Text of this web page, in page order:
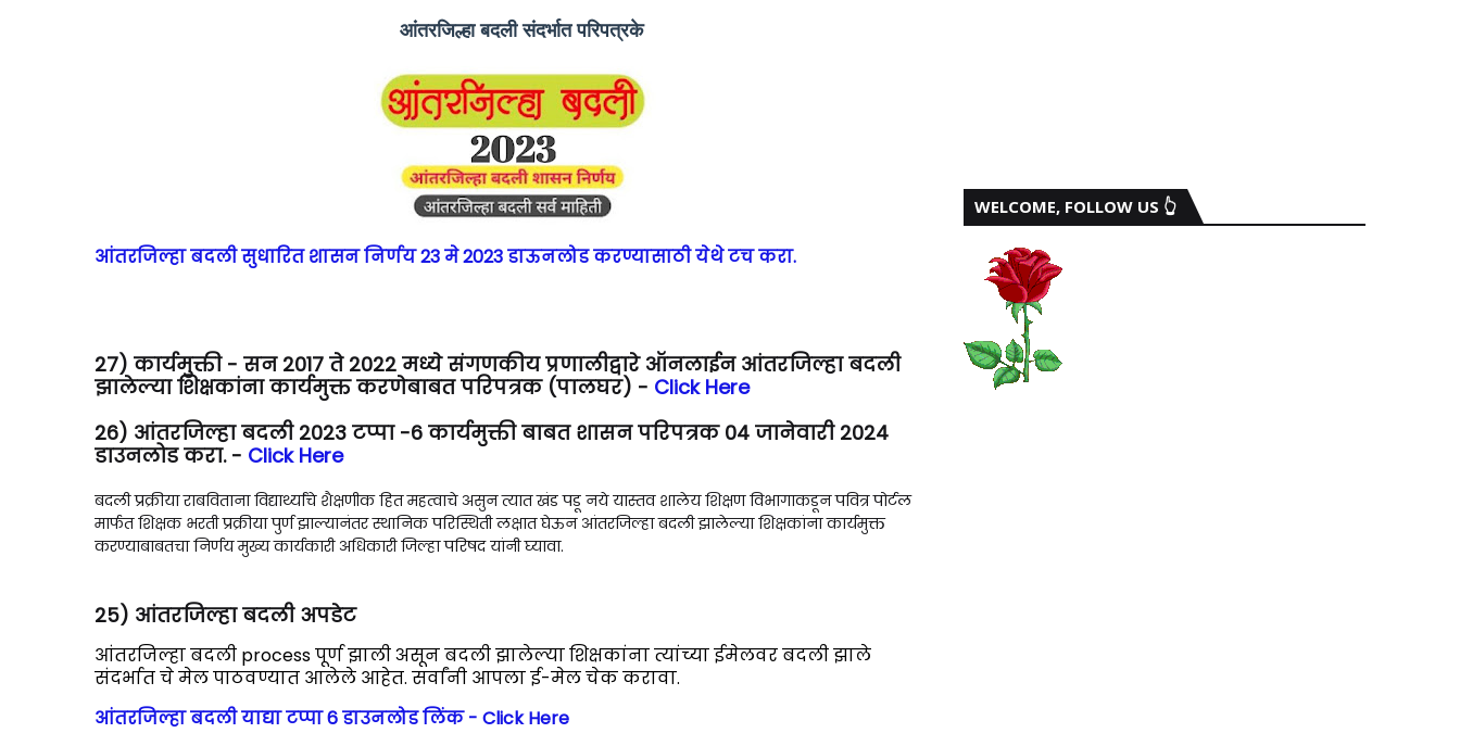
आंतरजिल्हा बदली संदर्भात परिपत्रके
आंतरजिल्हा बदली सुधारित शासन निर्णय 23 मे 2023 डाऊनलोड करण्यासाठी येथे टच करा.
27) कार्यमुक्ती - सन 2017 ते 2022 मध्ये संगणकीय प्रणालीद्वारे ऑनलाईन आंतरजिल्हा बदली
झालेल्या शिक्षकांना कार्यमुक्त करणेबाबत परिपत्रक (पालघर) - Click Here
26) आंतरजिल्हा बदली 2023 टप्पा -6 कार्यमुक्ती बाबत शासन परिपत्रक 04 जानेवारी 2024
डाउनलोड करा. - Click Here
बदली प्रक्रीया राबविताना विद्यार्थ्यांचे शैक्षणीक हित महत्वाचे असुन त्यात खंड पडू नये यास्तव शालेय शिक्षण विभागाकडून पवित्र पोर्टल
मार्फत शिक्षक भरती प्रक्रीया पुर्ण झाल्यानंतर स्थानिक परिस्थिती लक्षात घेऊन आंतरजिल्हा बदली झालेल्या शिक्षकांना कार्यमुक्त
करण्याबाबतचा निर्णय मुख्य कार्यकारी अधिकारी जिल्हा परिषद यांनी घ्यावा.
25) आंतरजिल्हा बदली अपडेट
आंतरजिल्हा बदली process पूर्ण झाली असून बदली झालेल्या शिक्षकांना त्यांच्या ईमेलवर बदली झाले
संदर्भात चे मेल पाठवण्यात आलेले आहेत. सर्वांनी आपला ई-मेल चेक करावा.
आंतरजिल्हा बदली याद्या टप्पा 6 डाउनलोड लिंक - Click Here
WELCOME, FOLLOW US 👆